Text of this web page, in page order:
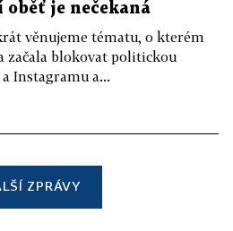
je nečekaná
věnujeme tématu, o kterém
začala blokovat politickou
Instagramu a...
ZPRÁVY